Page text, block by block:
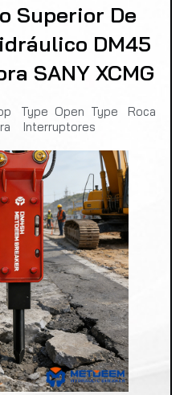
Superior De
DM45
SANY XCMG
Type Open Type Roca
Interruptores